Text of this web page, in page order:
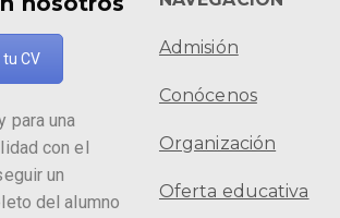
CV
para una
con el
un
del alumno
Admisión
Conócenos
Organización
Oferta educativa